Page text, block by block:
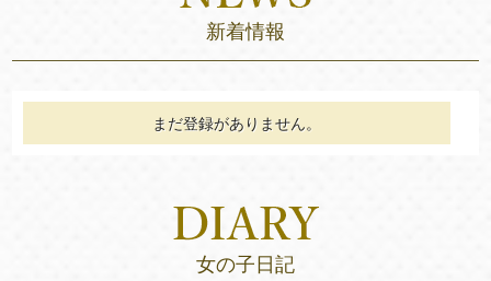
新着情報
まだ登録がありません。
女の子日記